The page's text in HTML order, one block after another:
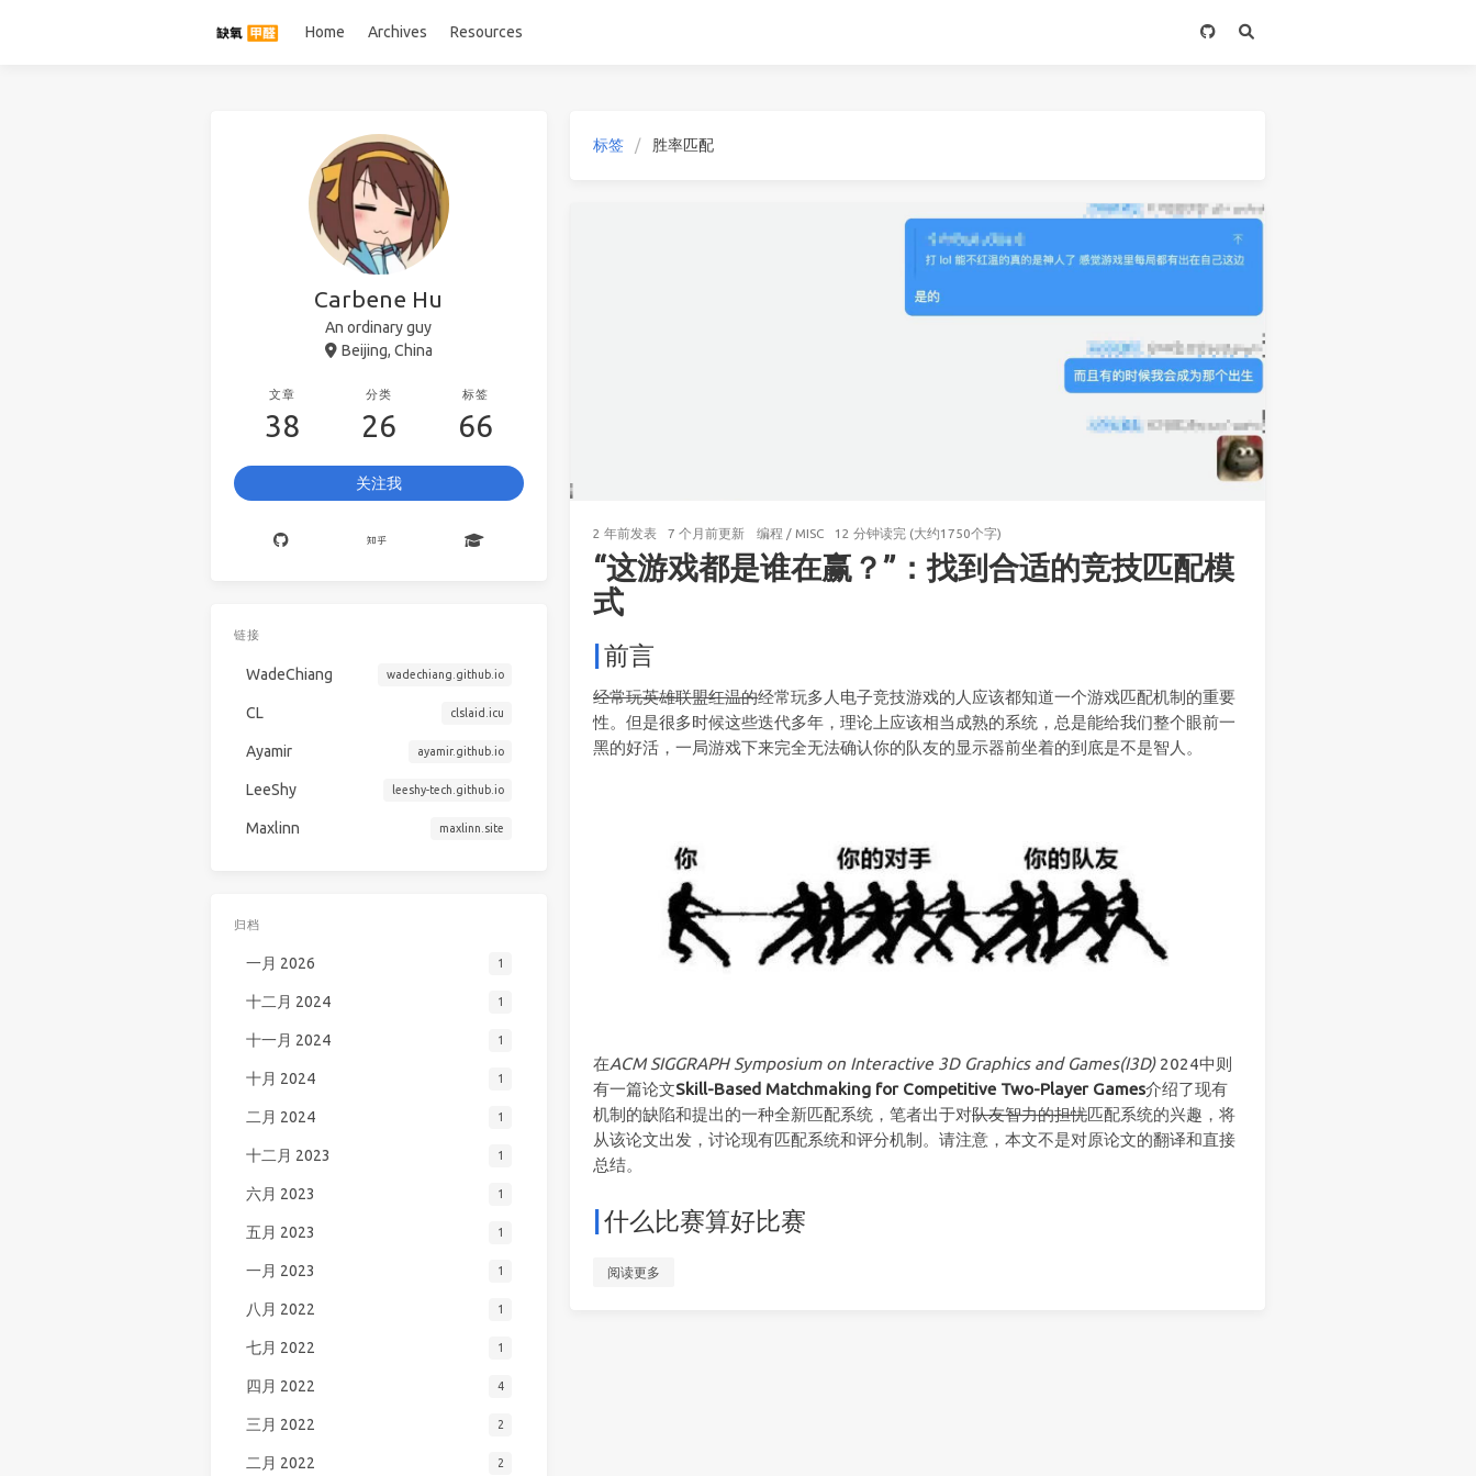
Home Archives Resources
标签 胜率匹配
2 年前发表 7 个月前更新 编程 / MISC 12 分钟读完 (大约1750个字)
“这游戏都是谁在赢？”：找到合适的竞技匹配模
式
前言
经常玩英雄联盟红温的经常玩多人电子竞技游戏的人应该都知道一个游戏匹配机制的重要
性。但是很多时候这些迭代多年，理论上应该相当成熟的系统，总是能给我们整个眼前一
黑的好活，一局游戏下来完全无法确认你的队友的显示器前坐着的到底是不是智人。
在ACM SIGGRAPH Symposium on Interactive 3D Graphics and Games(I3D)2024中则
有一篇论文Skill-Based Matchmaking for Competitive Two-Player Games介绍了现有
机制的缺陷和提出的一种全新匹配系统，笔者出于对队友智力的担忧匹配系统的兴趣，将
从该论文出发，讨论现有匹配系统和评分机制。请注意，本文不是对原论文的翻译和直接
总结。
什么比赛算好比赛
阅读更多
Carbene Hu
An ordinary guy
Beijing, China
文章
38
分类
26
标签
66
关注我
链接
WadeChiang wadechiang.github.io
CL clslaid.icu
Ayamir ayamir.github.io
LeeShy leeshy-tech.github.io
Maxlinn maxlinn.site
归档
一月 2026 1
十二月 2024 1
十一月 2024 1
十月 2024 1
二月 2024 1
十二月 2023 1
六月 2023 1
五月 2023 1
一月 2023 1
八月 2022 1
七月 2022 1
四月 2022 4
三月 2022 2
二月 2022 2